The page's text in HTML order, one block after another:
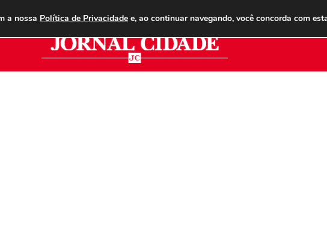
ANUNCIE ASSINE CONTATO PUBLICIDADE LEGAL
a nossa Política de Privacidadee, ao continuar navegando, você concorda com